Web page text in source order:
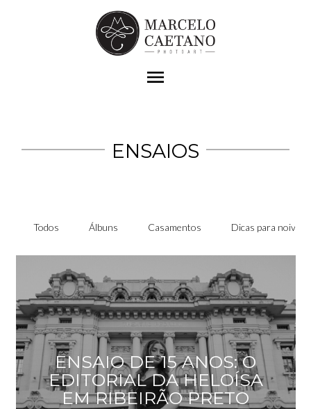
menu
ENSAIOS
Todos Álbuns Casamentos Dicas para noivas
ENSAIO DE 15 ANOS: O
EDITORIAL DA HELOÍSA
EM RIBEIRÃO PRETO